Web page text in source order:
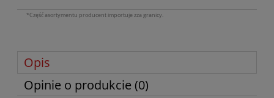
*Część asortymentu producent importuje zza granicy.
Opis
Opinie o produkcie (0)